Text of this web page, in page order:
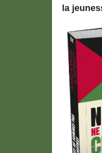
la